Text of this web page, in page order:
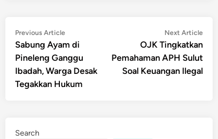
Post
navigation
Previous ArticlePrevious
article:
Sabung Ayam di
Pineleng Ganggu
Ibadah, Warga Desak
Tegakkan Hukum
Next Article
OJK Tingkatkan
Pemahaman APH Sulut
Soal Keuangan Ilegal
Search